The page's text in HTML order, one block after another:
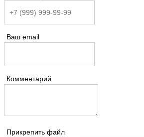
Ваш email
Комментарий
Прикрепить файл